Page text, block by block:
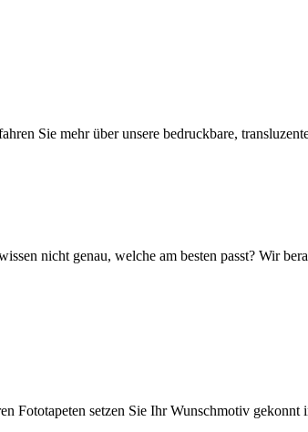
Sie mehr über unsere bedruckbare,
nicht genau, welche am besten passt? Wir
Fototapeten setzen Sie Ihr Wunschmotiv gekonnt